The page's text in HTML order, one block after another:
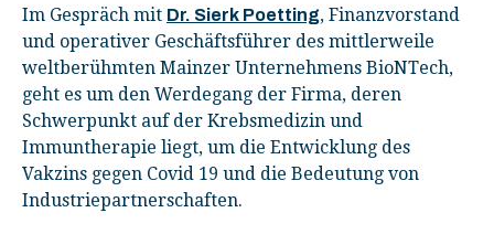
Im Gespräch mit Dr. Sierk Poetting, Finanzvorstand
und operativer Geschäftsführer des mittlerweile
weltberühmten Mainzer Unternehmens BioNTech,
geht es um den Werdegang der Firma, deren
Schwerpunkt auf der Krebsmedizin und
Immuntherapie liegt, um die Entwicklung des
Vakzins gegen Covid 19 und die Bedeutung von
Industriepartnerschaften.